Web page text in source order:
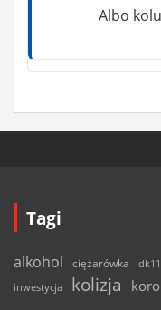
Albo
Tagi
alkohol ciężarówka dk11
inwestycja
kolizja